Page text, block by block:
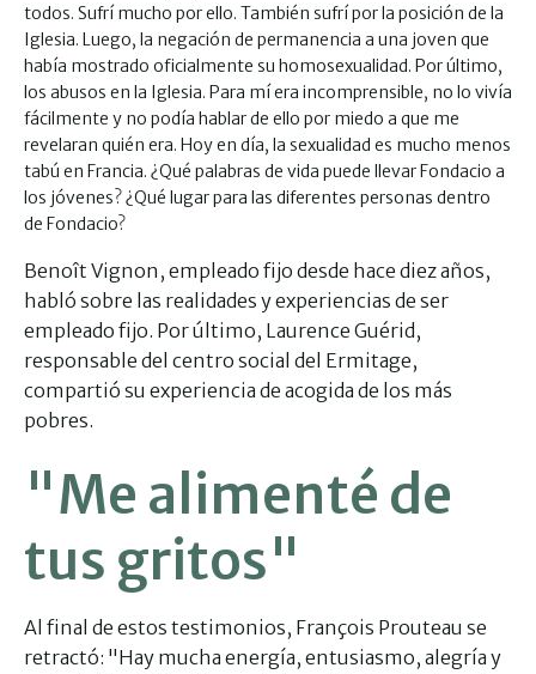
todos. Sufrí mucho por ello. También sufrí por la posición de la
Iglesia. Luego, la negación de permanencia a una joven que
había mostrado oficialmente su homosexualidad. Por último,
los abusos en la Iglesia. Para mí era incomprensible, no lo vivía
fácilmente y no podía hablar de ello por miedo a que me
revelaran quién era. Hoy en día, la sexualidad es mucho menos
tabú en Francia. ¿Qué palabras de vida puede llevar Fondacio a
los jóvenes? ¿Qué lugar para las diferentes personas dentro
de Fondacio?
Benoît Vignon, empleado fijo desde hace diez años,
habló sobre las realidades y experiencias de ser
empleado fijo. Por último, Laurence Guérid,
responsable del centro social del Ermitage,
compartió su experiencia de acogida de los más
pobres.
"Me alimenté de
tus gritos"
Al final de estos testimonios, François Prouteau se
retractó: "Hay mucha energía, entusiasmo, alegría y